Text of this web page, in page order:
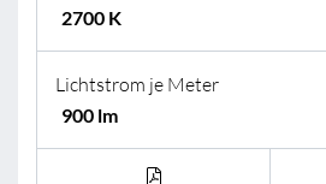
Lichtstrom je Meter